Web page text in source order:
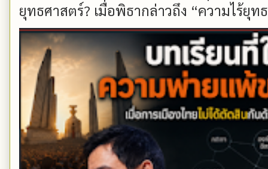
ยุทธศาสตร์? เมื่อพิธากล่าวถึง “ความไร้ยุท